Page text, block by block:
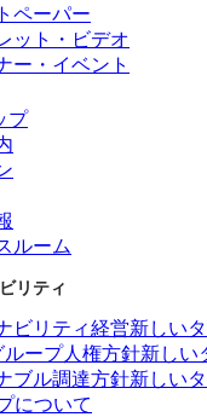
ペーパー
ット・ビデオ
ー・イベント
プ
ルーム
リティ
ビリティ経営新しい
ープ人権方針新しい
ブル調達方針新しい
について